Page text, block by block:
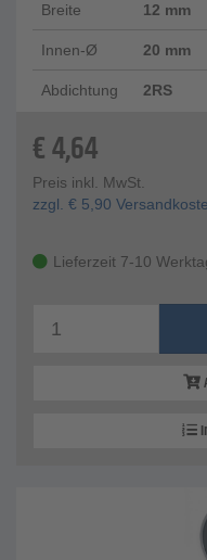
Breite 12 mm
Innen-Ø 20 mm
Abdichtung 2RS
€4,64
Preis inkl. MwSt.
zzgl. € 5,90
Lieferzeit 7-10